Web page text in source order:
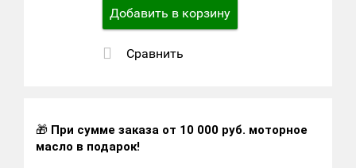
Добавить в корзину
Сравнить
🎁 При сумме заказа от 10 000 руб. моторное
масло в подарок!